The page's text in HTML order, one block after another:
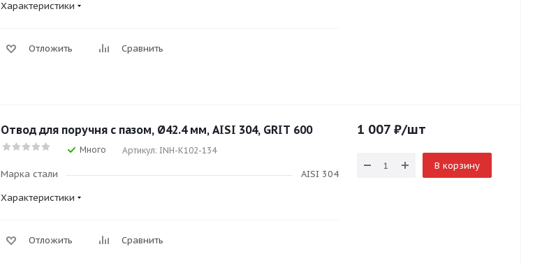
Характеристики
Отложить Сравнить
Отвод для поручня с пазом, Ø42.4 мм, AISI 304, GRIT 600
Много Артикул: INH-K102-134
Марка стали
AISI 304
Характеристики
Отложить Сравнить
1 007 ₽/шт
В корзину